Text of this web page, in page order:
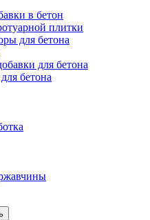
в бетон
плитки
для бетона
для бетона
бетона